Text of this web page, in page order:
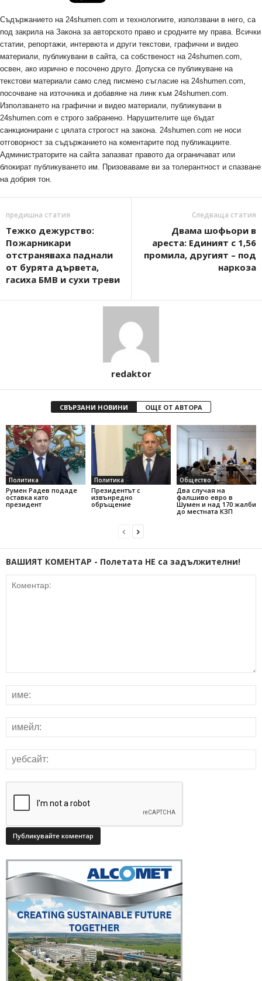
Съдържанието на 24shumen.com и технологиите, използвани в него, са
под закрила на Закона за авторското право и сродните му права. Всички
статии, репортажи, интервюта и други текстови, графични и видео
материали, публикувани в сайта, са собственост на 24shumen.com,
освен, ако изрично е посочено друго. Допуска се публикуване на
текстови материали само след писмено съгласие на 24shumen.com,
посочване на източника и добавяне на линк към 24shumen.com.
Използването на графични и видео материали, публикувани в
24shumen.com е строго забранено. Нарушителите ще бъдат
санкционирани с цялата строгост на закона. 24shumen.com не носи
отговорност за съдържанието на коментарите под публикациите.
Администраторите на сайта запазват правото да ограничават или
блокират публикуването им. Призоваваме ви за толерантност и спазване
на добрия тон.
предишна статия
Тежко дежурство:
Пожарникари
отстраняваха паднали
от бурята дървета,
гасиха БМВ и сухи треви
Следваща статия
Двама шофьори в
ареста: Единият с 1,56
промила, другият – под
наркоза
redaktor
СВЪРЗАНИ НОВИНИ ОЩЕ ОТ АВТОРА
Политика
Румен Радев подаде
оставка като
президент
Политика
Президентът с
извънредно
обръщение
Общество
Два случая на
фалшиво евро в
Шумен и над 170 жалби
до местната КЗП
ВАШИЯТ КОМЕНТАР - Полетата НЕ са задължителни!